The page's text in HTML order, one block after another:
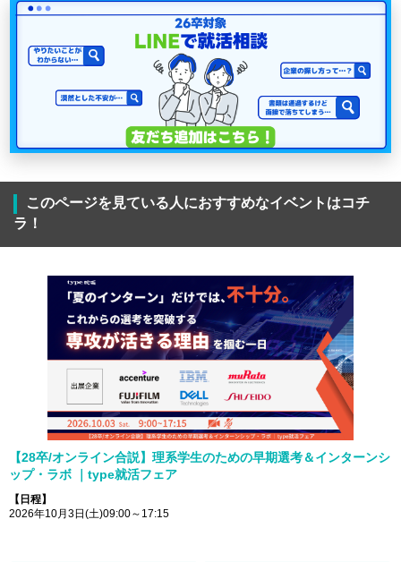
このページを見ている人におすすめなイベントはコチ
ラ！
【28卒/オンライン合説】理系学生のための早期選考＆インターンシ
ップ・ラボ ｜type就活フェア
【日程】
2026年10月3日(土)09:00～17:15